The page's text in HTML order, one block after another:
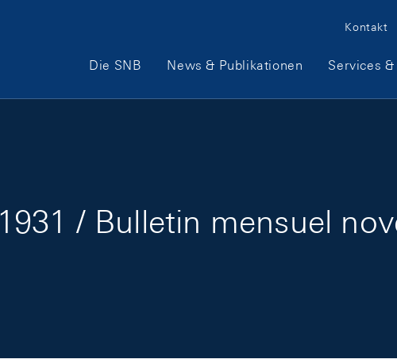
Meta
Kontakt
Hauptnavigation
Die SNB News & Publikationen Services
/ Bulletin mensuel